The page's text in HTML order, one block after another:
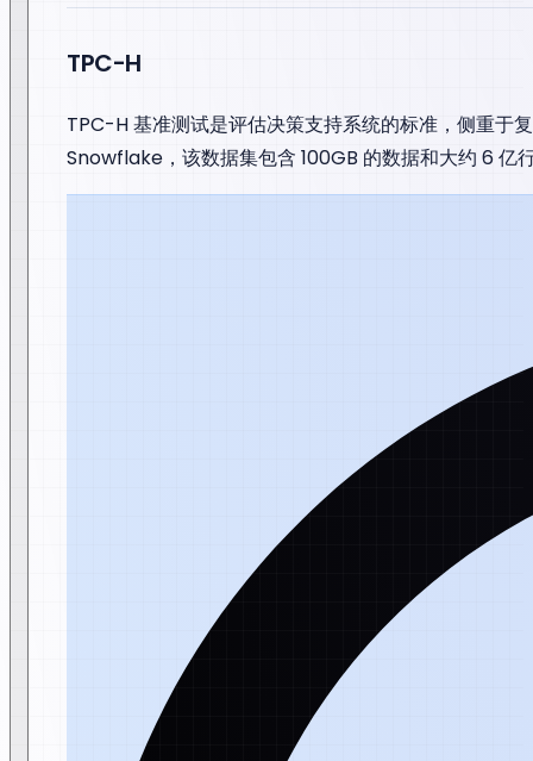
TPC-H
TPC-H 基准测试是评估决策支持系统的标准，侧重于
Snowflake，该数据集包含 100GB 的数据和大约 6 亿